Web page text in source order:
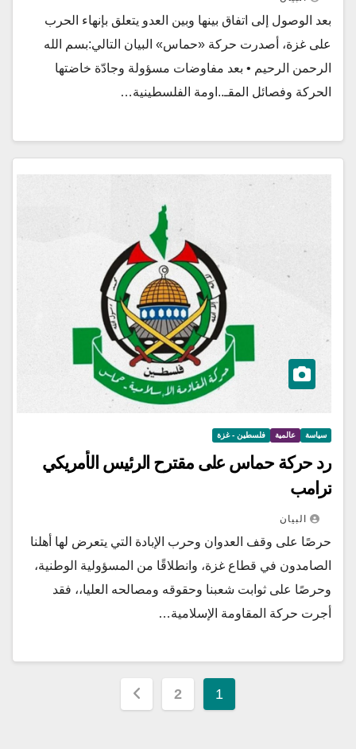
بعد الوصول إلى اتفاق بينها وبين العدو يتعلق بإنهاء الحرب
على غزة، أصدرت حركة «حماس» البيان التالي:بسم الله
الرحمن الرحيم • بعد مفاوضات مسؤولة وجادّة خاضتها
الحركة وفصائل المقـ..اومة الفلسطينية…
سياسة عالمية فلسطين - غزة
رد حركة حماس على مقترح الرئيس الأمريكي
ترامب
البيان
حرصًا على وقف العدوان وحرب الإبادة التي يتعرض لها أهلنا
الصامدون في قطاع غزة، وانطلاقًا من المسؤولية الوطنية،
وحرصًا على ثوابت شعبنا وحقوقه ومصالحه العليا،، فقد
أجرت حركة المقاومة الإسلامية…
تعدد
1
2